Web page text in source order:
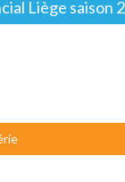
Liège saison